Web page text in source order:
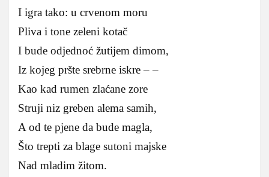
I igra tako: u crvenom moru
Pliva i tone zeleni kotač
I bude odjednoć žutijem dimom,
Iz kojeg pršte srebrne iskre – –
Kao kad rumen zlaćane zore
Struji niz greben alema samih,
A od te pjene da bude magla,
Što trepti za blage sutoni majske
Nad mladim žitom.